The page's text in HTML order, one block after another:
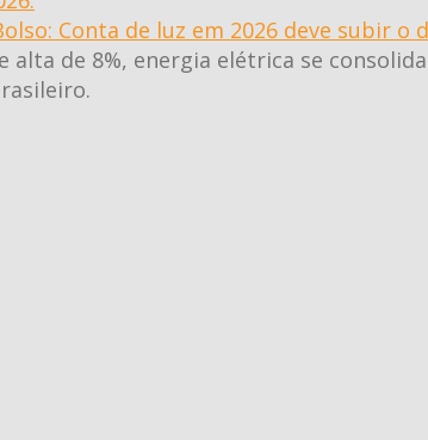
Conta de luz em 2026 deve subir o
alta de 8%, energia elétrica se